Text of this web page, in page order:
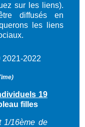
sur les liens).
diffusés en
les liens
.
19
filles
1/16ème de